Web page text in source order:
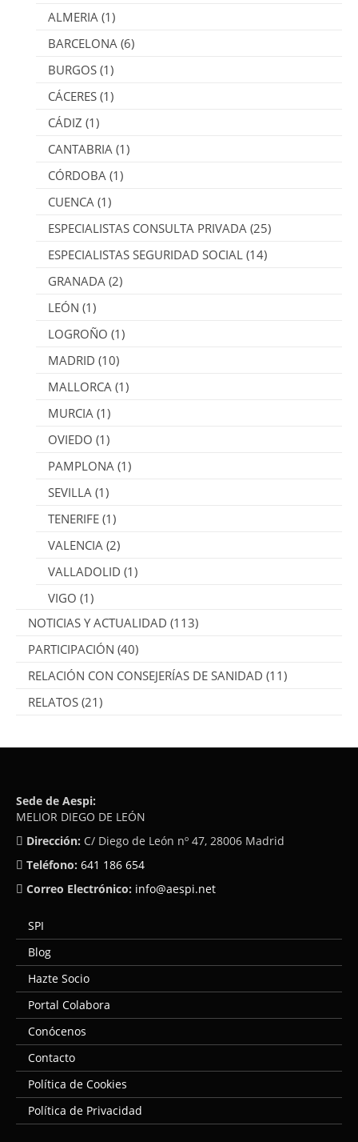
ALMERIA (1)
BARCELONA (6)
BURGOS (1)
CÁCERES (1)
CÁDIZ (1)
CANTABRIA (1)
CÓRDOBA (1)
CUENCA (1)
ESPECIALISTAS CONSULTA PRIVADA (25)
ESPECIALISTAS SEGURIDAD SOCIAL (14)
GRANADA (2)
LEÓN (1)
LOGROÑO (1)
MADRID (10)
MALLORCA (1)
MURCIA (1)
OVIEDO (1)
PAMPLONA (1)
SEVILLA (1)
TENERIFE (1)
VALENCIA (2)
VALLADOLID (1)
VIGO (1)
NOTICIAS Y ACTUALIDAD (113)
PARTICIPACIÓN (40)
RELACIÓN CON CONSEJERÍAS DE SANIDAD (11)
RELATOS (21)
Sede de Aespi:
MELIOR DIEGO DE LEÓN
Dirección: C/ Diego de León nº 47, 28006 Madrid
Teléfono: 641 186 654
Correo Electrónico: info@aespi.net
SPI
Blog
Hazte Socio
Portal Colabora
Conócenos
Contacto
Política de Cookies
Política de Privacidad